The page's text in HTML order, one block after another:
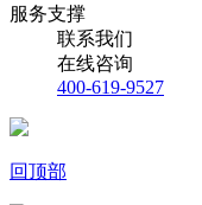
服务支撑
联系我们
在线咨询
400-619-9527
回顶部